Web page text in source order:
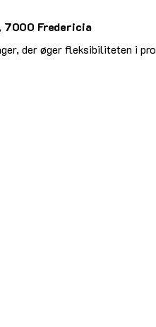
7000 Fredericia
der øger fleksibiliteten i